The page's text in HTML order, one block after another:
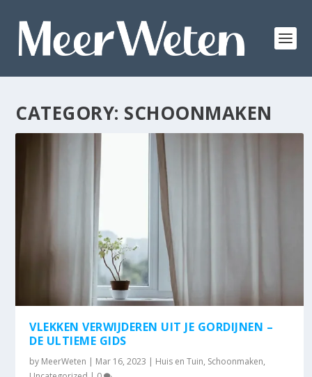
CATEGORY: SCHOONMAKEN
VLEKKEN VERWIJDEREN UIT JE GORDIJNEN –
DE ULTIEME GIDS
by MeerWeten | Mar 16, 2023 | Huis en Tuin, Schoonmaken,